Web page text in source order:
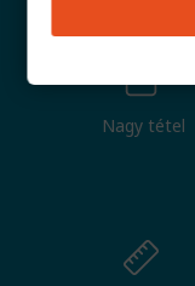
Nagy tétel